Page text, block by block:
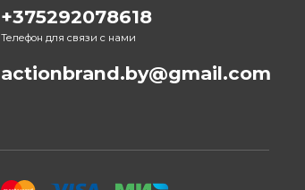
+375292078618
Телефон для связи с нами
actionbrand.by@gmail.com